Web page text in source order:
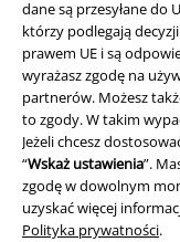
dane są przesyłane do
którzy podlegają
prawem UE i są
wyrażasz zgodę na
partnerów. Możesz
to zgody. W takim
Jeżeli chcesz
“Wskaż ustawienia”.
zgodę w dowolnym
uzyskać więcej
Polityka prywatności.
Dane firmy
Polityka prywatności
Unieszkodliwianie
Deklaracja Zgodności
Informacje dotyczące